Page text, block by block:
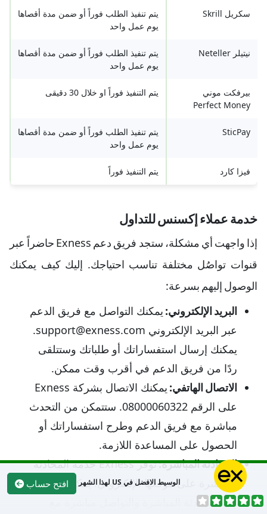
سكريل Skrill
يتم تنفيذ الطلب فوراً أو ضمن مدة أقصاها
يوم عمل واحد
نيتيلر Neteller
يتم تنفيذ الطلب فوراً أو ضمن مدة أقصاها
يوم عمل واحد
بيرفكت موني
Perfect Money
يتم التنفيذ فوراً او خلال 30 دقيقى
SticPay
يتم تنفيذ الطلب فوراً أو ضمن مدة أقصاها
يوم عمل واحد
فيزا كارد يتم التنفيذ فوراً
خدمة عملاء إكسنس للتداول
إذا واجهت أي مشكلة، ستجد فريق دعم Exness حاضراً عبر
قنوات تواصُل مختلفة تناسب احتياجك. إليك كيف يمكنك
الوصول إليهم بسرعة:
البريد الإلكتروني: يمكنك التواصل مع فريق الدعم
عبر البريد الإلكتروني support@exness.com.
يمكنك إرسال استفساراتك أو طلباتك وستتلقى
ردًا من فريق الدعم في أقرب وقت ممكن.
الاتصال الهاتفي:
يمكنك الاتصال بشركة Exness
على الرقم 08000060322. ستتمكن من التحدث
مباشرة مع فريق الدعم وطرح استفساراتك أو
الحصول على المساعدة اللازمة.
المحادثة المباشرة:
توفر Exness خدمة المحادثة
المباشرة على موقعها الإلكتروني. يمكنك الدخول
إلى المحادثة المباشرة والتواصل مباشرة مع
الوسيط الافضل في US لهذا الشهر افتح حساب